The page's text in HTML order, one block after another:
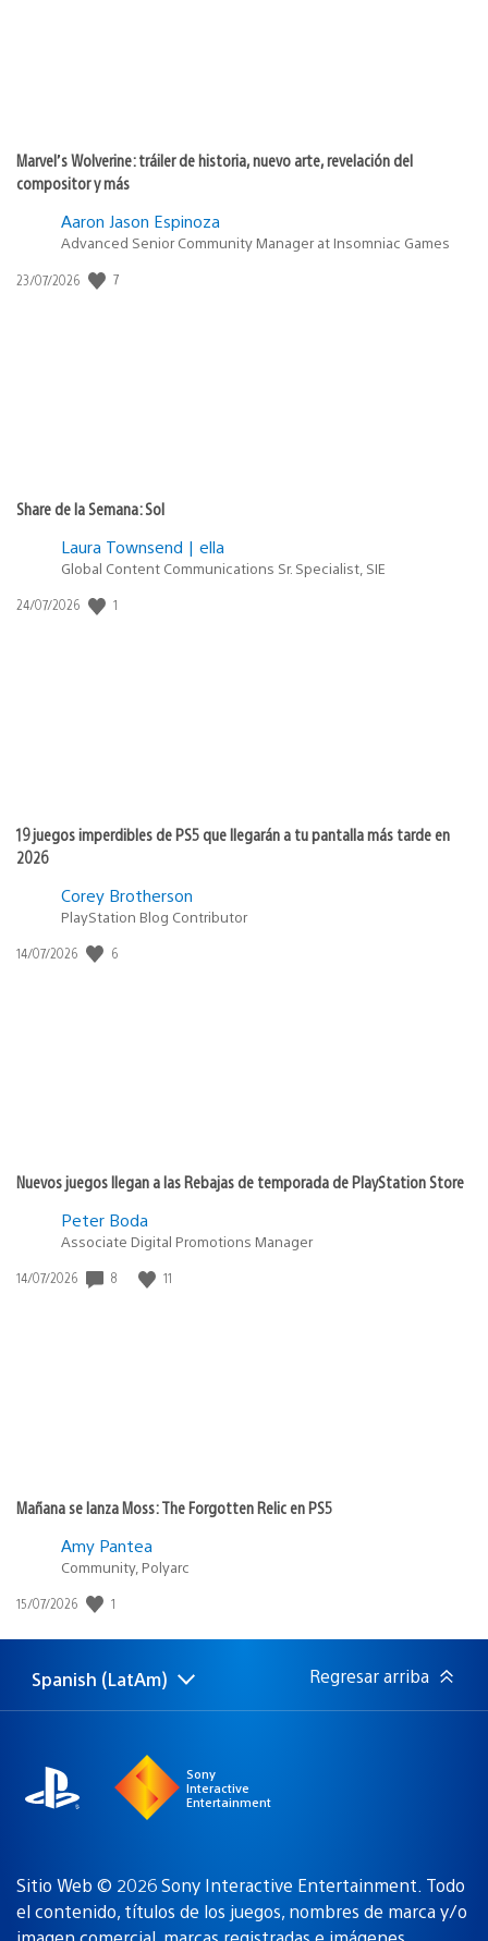
Marvel’s Wolverine: tráiler de historia, nuevo arte, revelación del
compositor y más
Aaron Jason Espinoza
Advanced Senior Community Manager at Insomniac Games
Fecha
23/07/2026 7
Share de la Semana: Sol
Laura Townsend | ella
Global Content Communications Sr. Specialist, SIE
Fecha
24/07/2026 1
19 juegos imperdibles de PS5 que llegarán a tu pantalla más tarde en
2026
Corey Brotherson
PlayStation Blog Contributor
Fecha
14/07/2026 6
Nuevos juegos llegan a las Rebajas de temporada de PlayStation Store
Peter Boda
Associate Digital Promotions Manager
Fecha
14/07/2026 8 11
Mañana se lanza Moss: The Forgotten Relic en PS5
Amy Pantea
Community, Polyarc
Fecha
publicación:
15/07/2026 1
Elige
Región
Spanish (LatAm) Regresar arriba
Sony
Interactive
Entertainment
Sitio Web © 2026 Sony Interactive Entertainment. Todo
el contenido, títulos de los juegos, nombres de marca y/o